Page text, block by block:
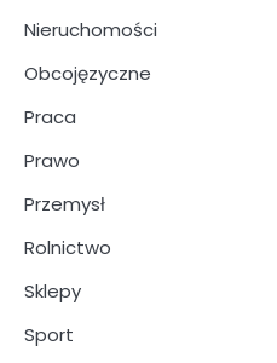
Nieruchomości
Obcojęzyczne
Praca
Prawo
Przemysł
Rolnictwo
Sklepy
Sport